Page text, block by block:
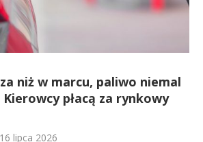
niż w marcu, paliwo niemal
płacą za rynkowy
16 lipca 2026